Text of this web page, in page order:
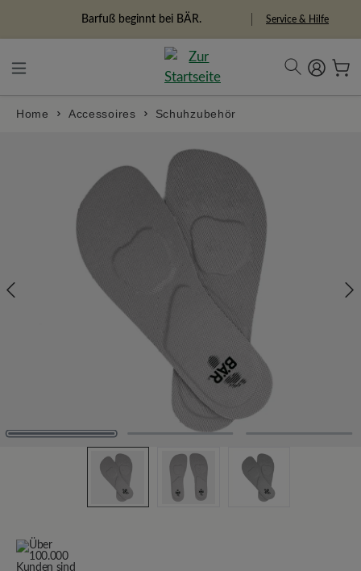
Freiheitspioniere Service & Hilfe
Home Accessoires Schuhzubehör